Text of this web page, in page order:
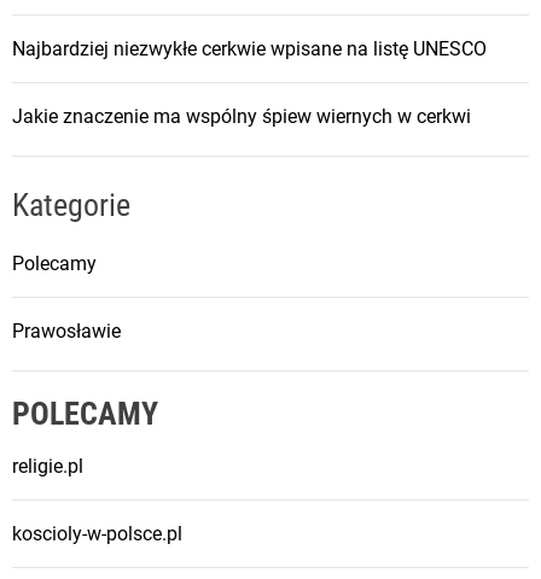
Najbardziej niezwykłe cerkwie wpisane na listę UNESCO
Jakie znaczenie ma wspólny śpiew wiernych w cerkwi
Kategorie
Polecamy
Prawosławie
POLECAMY
religie.pl
koscioly-w-polsce.pl